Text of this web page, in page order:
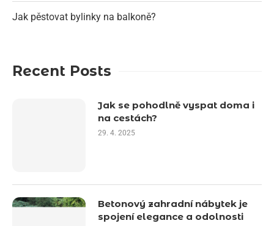
Jak pěstovat bylinky na balkoně?
Recent Posts
Jak se pohodlně vyspat doma i
na cestách?
29. 4. 2025
Betonový zahradní nábytek je
spojení elegance a odolnosti